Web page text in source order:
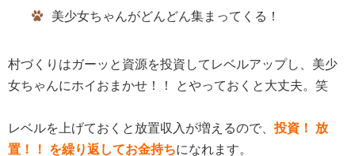
美少女ちゃんがどんどん集まってくる！
村づくりはガーッと資源を投資してレベルアップし、美少
女ちゃんにホイおまかせ！！ とやっておくと大丈夫。笑
レベルを上げておくと放置収入が増えるので、投資！ 放
置！！ を繰り返してお金持ちになれます。